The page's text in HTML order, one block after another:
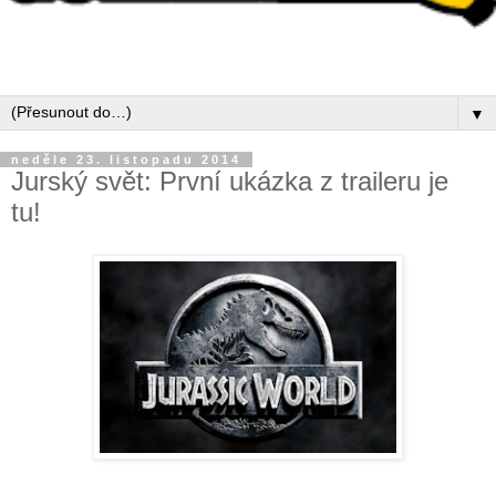
▼
neděle 23. listopadu 2014
Jurský svět: První ukázka z traileru je
tu!